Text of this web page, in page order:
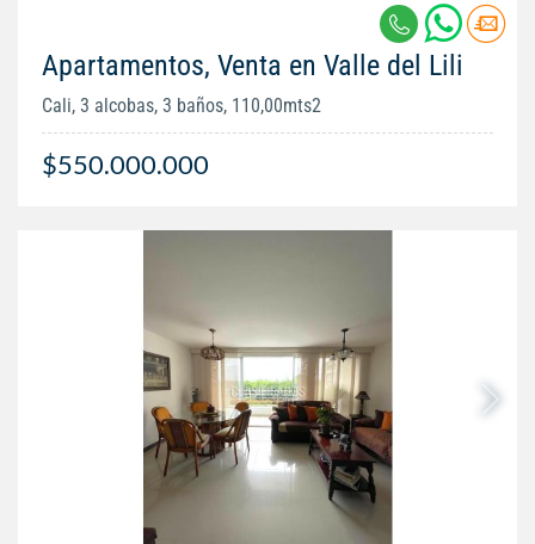
Apartamentos, Venta en Valle del Lili
Cali, 3 alcobas, 3 baños, 110,00mts2
$550.000.000